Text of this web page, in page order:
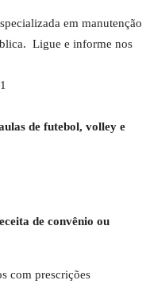
em manutenção
Ligue e informe nos
de futebol, volley e
de convênio ou
com prescrições